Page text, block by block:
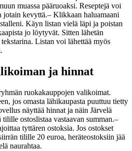
muassa pääruoaksi. Reseptejä voi
jotain kevyttä.– Klikkaan haluamaani
Käyn listan vielä läpi ja poistan
jo löytyvät. Sitten lähetän
Listan voi lähettää myös
ja hinnat
ruokakauppojen valikoimat.
jos omasta lähikaupasta puuttuu tietty
näyttää hinnat ja näin Järvelä
ostoslistaa vastaavan summan.–
tyttären ostoksia. Jos ostokset
tilille 20 euroa, heräteostoksiin jää
naurahtaa.